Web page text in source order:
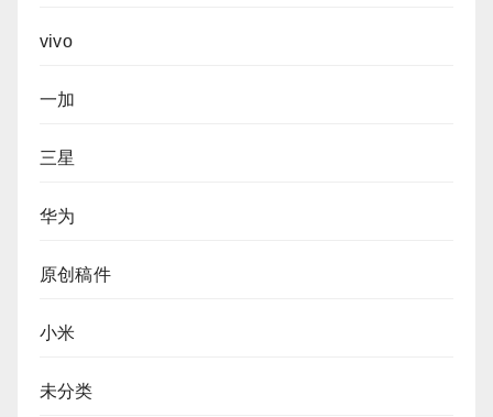
vivo
一加
三星
华为
原创稿件
小米
未分类